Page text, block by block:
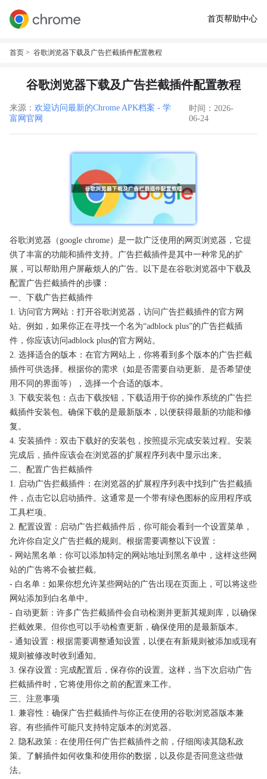
首页帮助中心
首页 > 谷歌浏览器下载及广告拦截插件配置教程
谷歌浏览器下载及广告拦截插件配置教程
来源： 欢迎访问最新的Chrome APK档案 - 学
富网官网
时间：2026-
06-24
谷歌浏览器（google chrome）是一款广泛使用的网页浏览器，它提
供了丰富的功能和插件支持。广告拦截插件是其中一种常见的扩
展，可以帮助用户屏蔽烦人的广告。以下是在谷歌浏览器中下载及
配置广告拦截插件的步骤：
一、下载广告拦截插件
1. 访问官方网站：打开谷歌浏览器，访问广告拦截插件的官方网
站。例如，如果你正在寻找一个名为“adblock plus”的广告拦截插
件，你应该访问adblock plus的官方网站。
2. 选择适合的版本：在官方网站上，你将看到多个版本的广告拦截
插件可供选择。根据你的需求（如是否需要自动更新、是否希望使
用不同的界面等），选择一个合适的版本。
3. 下载安装包：点击下载按钮，下载适用于你的操作系统的广告拦
截插件安装包。确保下载的是最新版本，以便获得最新的功能和修
复。
4. 安装插件：双击下载好的安装包，按照提示完成安装过程。安装
完成后，插件应该会在浏览器的扩展程序列表中显示出来。
二、配置广告拦截插件
1. 启动广告拦截插件：在浏览器的扩展程序列表中找到广告拦截插
件，点击它以启动插件。这通常是一个带有绿色图标的应用程序或
工具栏项。
2. 配置设置：启动广告拦截插件后，你可能会看到一个设置菜单，
允许你自定义广告拦截的规则。根据需要调整以下设置：
- 网站黑名单：你可以添加特定的网站地址到黑名单中，这样这些网
站的广告将不会被拦截。
- 白名单：如果你想允许某些网站的广告出现在页面上，可以将这些
网站添加到白名单中。
- 自动更新：许多广告拦截插件会自动检测并更新其规则库，以确保
拦截效果。但你也可以手动检查更新，确保使用的是最新版本。
- 通知设置：根据需要调整通知设置，以便在有新规则被添加或现有
规则被修改时收到通知。
3. 保存设置：完成配置后，保存你的设置。这样，当下次启动广告
拦截插件时，它将使用你之前的配置来工作。
三、注意事项
1. 兼容性：确保广告拦截插件与你正在使用的谷歌浏览器版本兼
容。有些插件可能只支持特定版本的浏览器。
2. 隐私政策：在使用任何广告拦截插件之前，仔细阅读其隐私政
策。了解插件如何收集和使用你的数据，以及你是否同意这些做
法。